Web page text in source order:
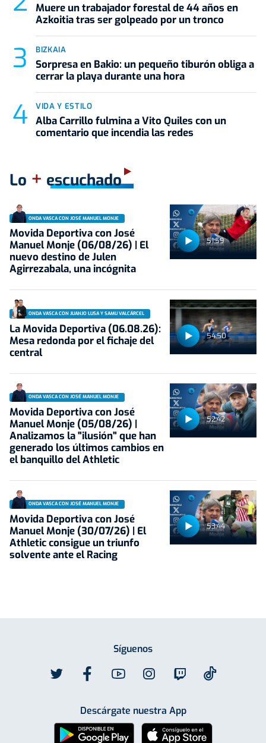
Muere un trabajador forestal de 44 años en
Azkoitia tras ser golpeado por un tronco
BIZKAIA
Sorpresa en Bakio: un pequeño tiburón obliga a
cerrar la playa durante una hora
VIDA Y ESTILO
Alba Carrillo fulmina a Vito Quiles con un
comentario que incendia las redes
Lo + escuchado
51:59
ONDA VASCA CON JOSÉ MANUEL MONJE
Movida Deportiva con José
Manuel Monje (06/08/26) | El
nuevo destino de Julen
Agirrezabala, una incógnita
54:50
ONDA VASCA CON JUANJO LUSA Y SAMU VALCÁRCEL
La Movida Deportiva (06.08.26):
Mesa redonda por el fichaje del
central
52:42
ONDA VASCA CON JOSÉ MANUEL MONJE
Movida Deportiva con José
Manuel Monje (05/08/26) |
Analizamos la "ilusión" que han
generado los últimos cambios en
el banquillo del Athletic
53:44
ONDA VASCA CON JOSÉ MANUEL MONJE
Movida Deportiva con José
Manuel Monje (30/07/26) | El
Athletic consigue un triunfo
solvente ante el Racing
Síguenos
Descárgate nuestra App